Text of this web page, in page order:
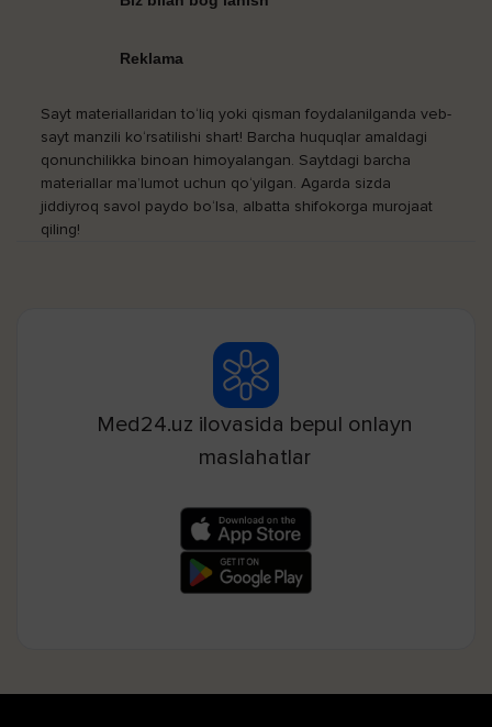
Reklama
Sayt materiallaridan to‘liq yoki qisman foydalanilganda veb-
sayt manzili ko‘rsatilishi shart! Barcha huquqlar amaldagi
qonunchilikka binoan himoyalangan. Saytdagi barcha
materiallar ma’lumot uchun qo‘yilgan. Agarda sizda
jiddiyroq savol paydo bo‘lsa, albatta shifokorga murojaat
qiling!
Med24.uz ilovasida bepul onlayn
maslahatlar